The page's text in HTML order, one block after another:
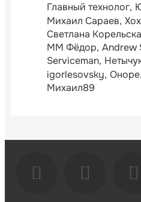
Главный технолог
Михаил Сараев
Светлана
ММ Фёдор Andrew
Serviceman
igorlesovsky Оноре
Михаил89